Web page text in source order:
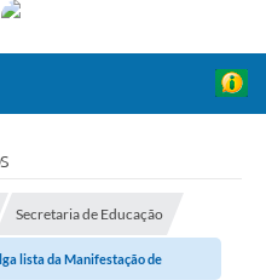
Secretaria de Educação
lista da Manifestação de